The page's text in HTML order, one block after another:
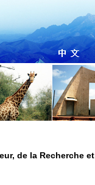
de la Recherche et